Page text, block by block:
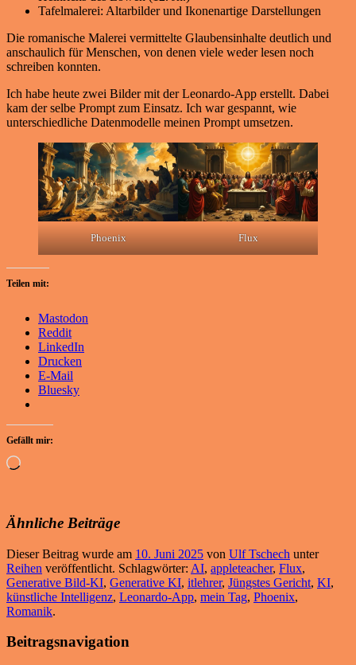
Tafelmalerei: Altarbilder und Ikonenartige Darstellungen
Die romanische Malerei vermittelte Glaubensinhalte deutlich und
anschaulich für Menschen, von denen viele weder lesen noch
schreiben konnten.
Ich habe heute zwei Bilder mit der Leonardo-App erstellt. Dabei
kam der selbe Prompt zum Einsatz. Ich war gespannt, wie
unterschiedliche Datenmodelle meinen Prompt umsetzen.
Phoenix Flux
Teilen mit:
Mastodon
Reddit
LinkedIn
Drucken
E-Mail
Bluesky
Gefällt mir:
Wird
Ähnliche Beiträge
Dieser Beitrag wurde am 10. Juni 2025 von Ulf Tschech unter
Reihen veröffentlicht. Schlagwörter: AI, appleteacher, Flux,
Generative Bild-KI, Generative KI, itlehrer, Jüngstes Gericht, KI,
künstliche Intelligenz, Leonardo-App, mein Tag, Phoenix,
Romanik.
Beitragsnavigation